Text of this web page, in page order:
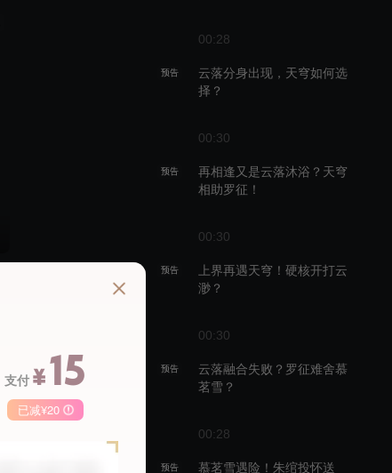
00:28
预告
云落分身出现，天穹如何选
择？
00:30
预告
再相逢又是云落沐浴？天穹
相助罗征！
00:30
预告
上界再遇天穹！硬核开打云
渺？
00:30
预告
云落融合失败？罗征难舍慕
茗雪？
00:28
预告
慕茗雪遇险！朱绾投怀送
季卡
支付 ¥15
已减¥20